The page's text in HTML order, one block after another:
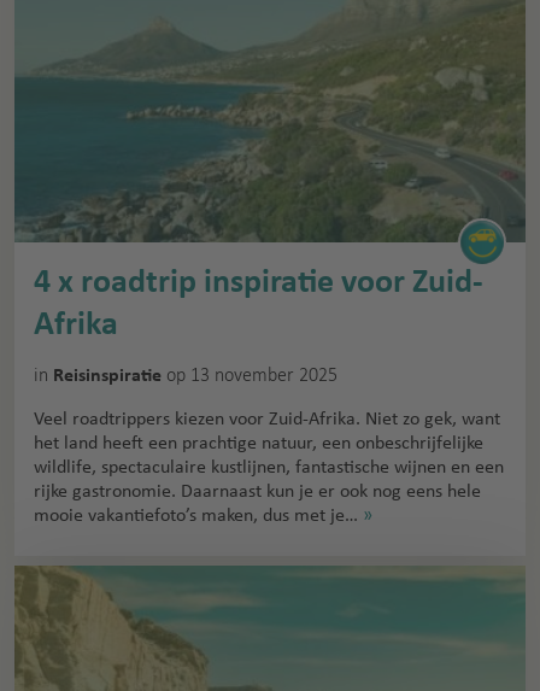
4 x roadtrip inspiratie voor Zuid-
Afrika
in Reisinspiratie op 13 november 2025
Veel roadtrippers kiezen voor Zuid-Afrika. Niet zo gek, want
het land heeft een prachtige natuur, een onbeschrijfelijke
wildlife, spectaculaire kustlijnen, fantastische wijnen en een
rijke gastronomie. Daarnaast kun je er ook nog eens hele
mooie vakantiefoto’s maken, dus met je… »